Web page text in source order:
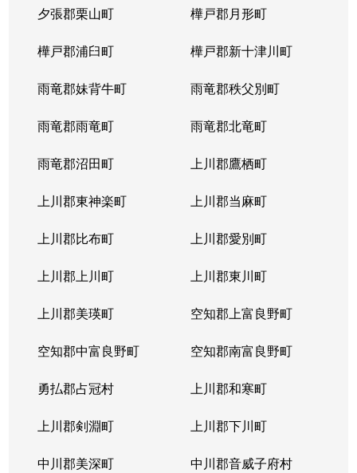
夕張郡栗山町 樺戸郡月形町
樺戸郡浦臼町 樺戸郡新十津川町
雨竜郡妹背牛町 雨竜郡秩父別町
雨竜郡雨竜町 雨竜郡北竜町
雨竜郡沼田町 上川郡鷹栖町
上川郡東神楽町 上川郡当麻町
上川郡比布町 上川郡愛別町
上川郡上川町 上川郡東川町
上川郡美瑛町 空知郡上富良野町
空知郡中富良野町 空知郡南富良野町
勇払郡占冠村 上川郡和寒町
上川郡剣淵町 上川郡下川町
中川郡美深町 中川郡音威子府村